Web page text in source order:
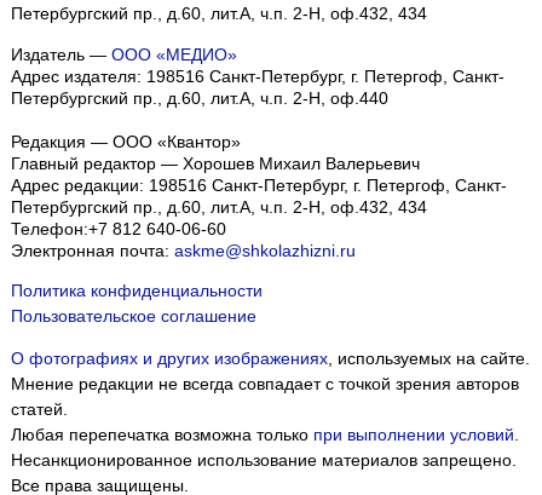
Петербургский пр., д.60, лит.А, ч.п. 2-Н, оф.432, 434
Издатель — ООО «МЕДИО»
Адрес издателя: 198516 Санкт-Петербург, г. Петергоф, Санкт-
Петербургский пр., д.60, лит.А, ч.п. 2-Н, оф.440
Редакция — ООО «Квантор»
Главный редактор — Хорошев Михаил Валерьевич
Адрес редакции: 198516 Санкт-Петербург, г. Петергоф Санкт-
Петербургский пр., д.60, лит.А, ч.п. 2-Н, оф.432, 434
Телефон:+7 812 640-06-60
Электронная почта: askme@shkolazhizni.ru
Политика конфиденциальности
Пользовательское соглашение
О фотографиях и других изображениях, используемых на сайте.
Мнение редакции не всегда совпадает с точкой зрения авторов
статей.
Любая перепечатка возможна только при выполнении условий
Несанкционированное использование материалов запрещено.
Все права защищены.